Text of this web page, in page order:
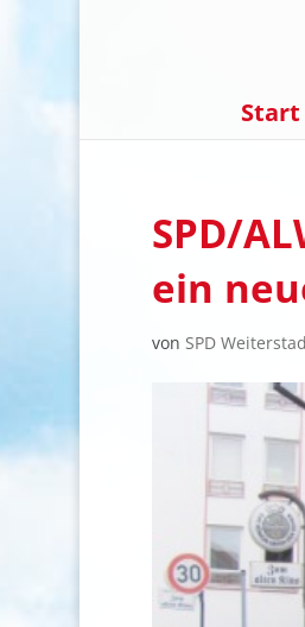
Start
SPD/
ein
von SPD